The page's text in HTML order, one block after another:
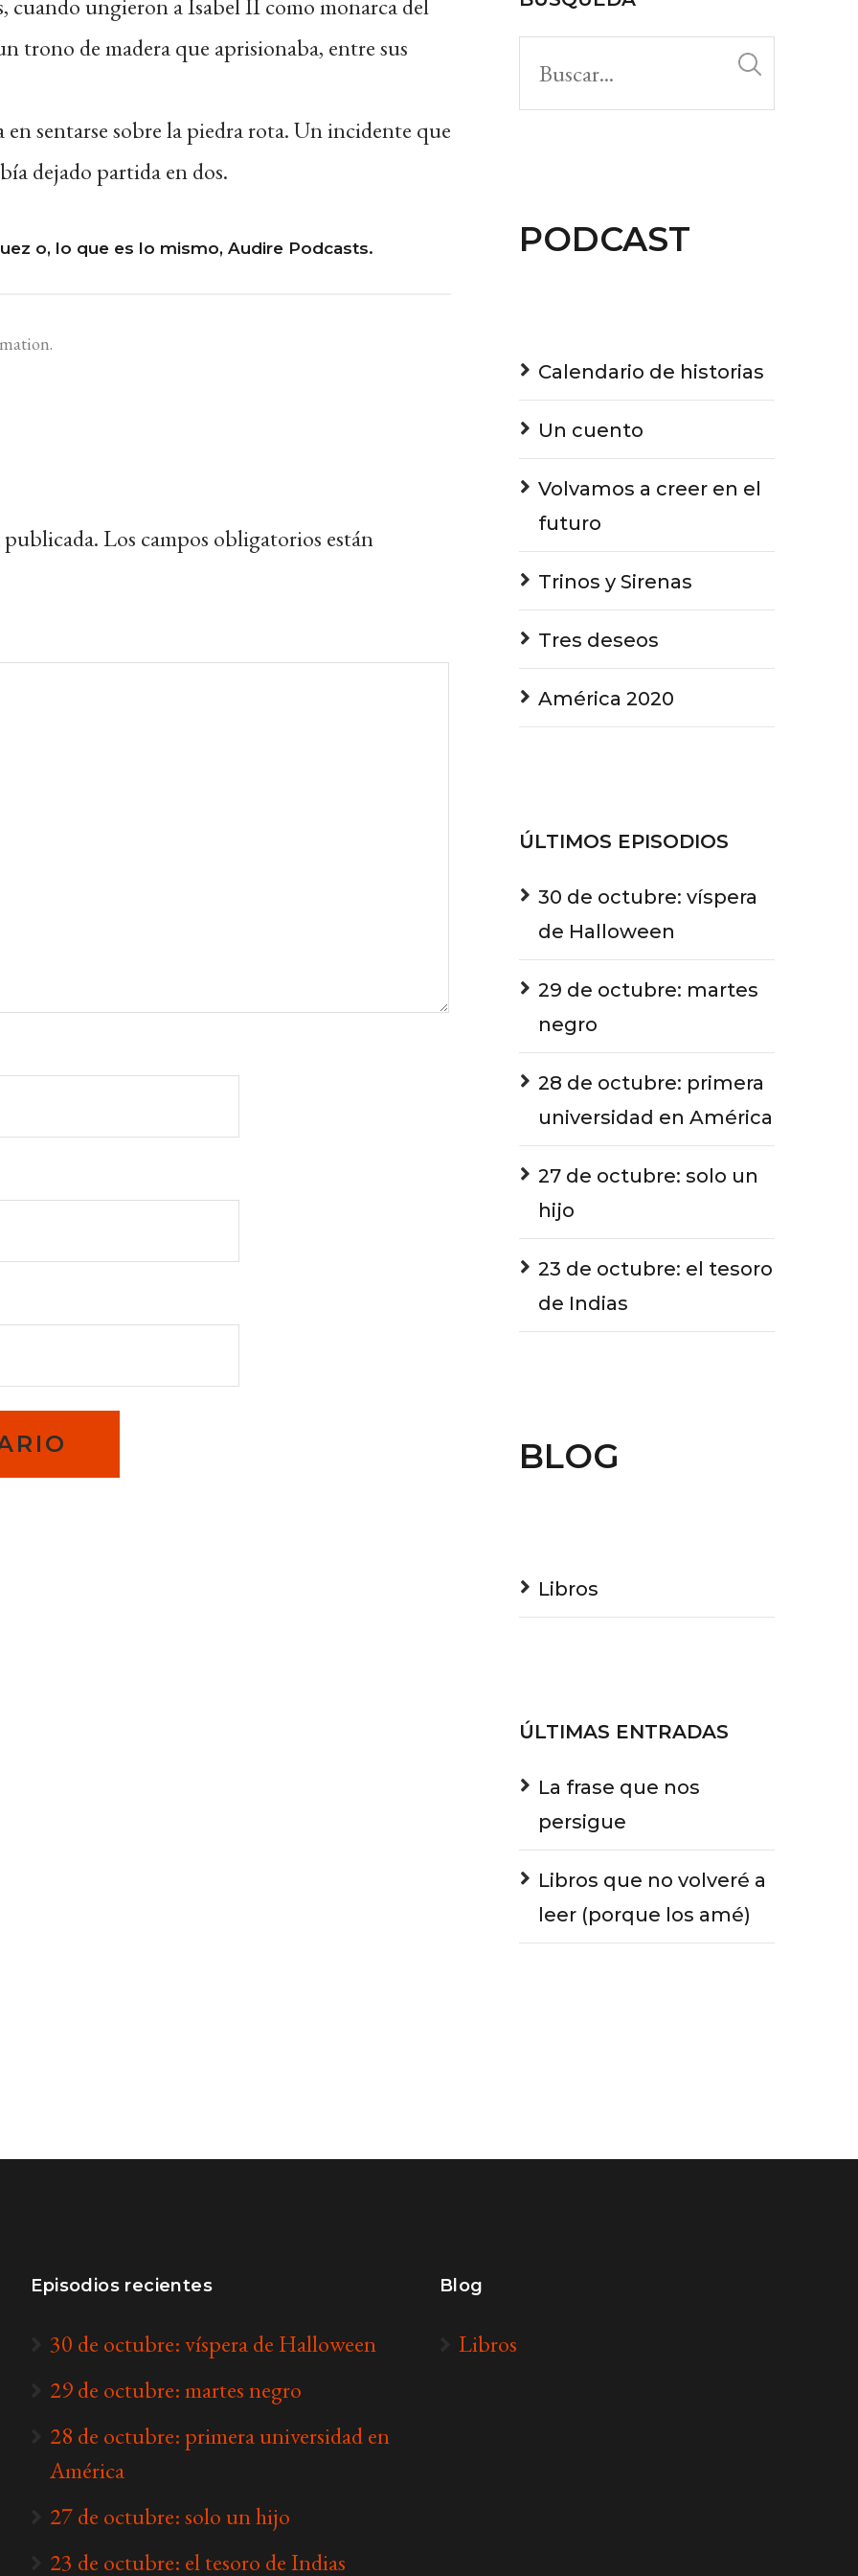
decrease
volume.
cuando ungieron a Isabel II como monarca del
trono de madera que aprisionaba, entre sus
sentarse sobre la piedra rota. Un incidente que
dejado partida en dos.
o, lo que es lo mismo, Audire Podcasts.
Los campos obligatorios están
PODCAST
Calendario de historias
Un cuento
Volvamos a creer en el
futuro
Trinos y Sirenas
Tres deseos
América 2020
ÚLTIMOS EPISODIOS
30 de octubre: víspera
de Halloween
29 de octubre: martes
negro
28 de octubre: primera
universidad en América
27 de octubre: solo un
hijo
23 de octubre: el tesoro
de Indias
BLOG
Libros
ÚLTIMAS ENTRADAS
La frase que nos
persigue
Libros que no volveré a
leer (porque los amé)
Episodios recientes
30 de octubre: víspera de Halloween
29 de octubre: martes negro
28 de octubre: primera universidad en
América
27 de octubre: solo un hijo
23 de octubre: el tesoro de Indias
Blog
Libros